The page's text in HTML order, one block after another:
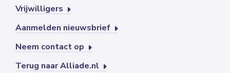
Vrijwilligers
Aanmelden nieuwsbrief
Neem contact op
Terug naar Alliade.nl